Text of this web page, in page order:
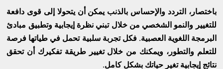
باختصار، التردد والإحساس بالذنب يمكن أن يتحولا إلى قوى دافعة
للتغيير والنمو الشخصي من خلال تبني نظرة إيجابية وتطبيق مبادئ
البرمجة اللغوية العصبية. فكل تجربة سلبية تحمل في طياتها فرصة
للتعلم والتطور، ويمكنك من خلال تغيير طريقة تفكيرك أن تحقق
نتائج إيجابية تغير حياتك بشكل كامل.